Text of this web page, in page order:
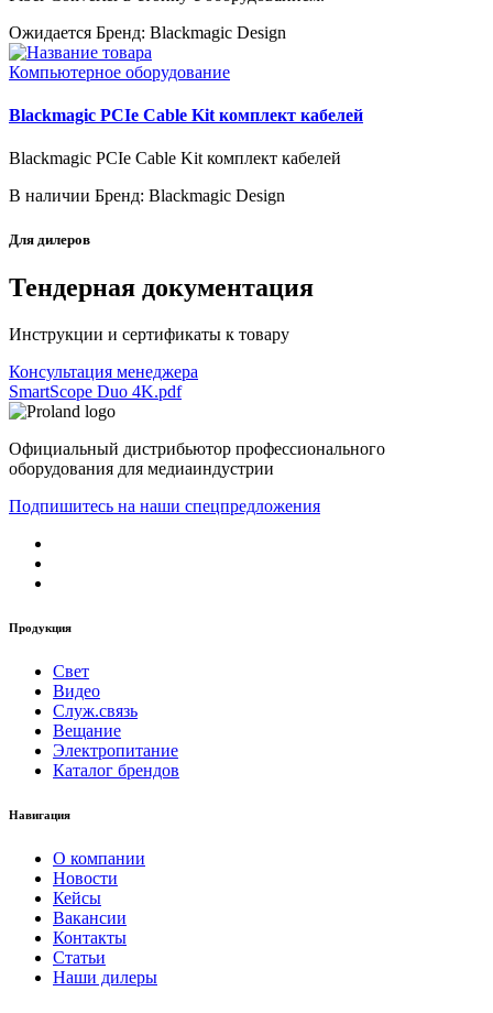
Ожидается Бренд: Blackmagic Design
Компьютерное оборудование
Blackmagic PCIe Cable Kit комплект кабелей
Blackmagic PCIe Cable Kit комплект кабелей
В наличии Бренд: Blackmagic Design
Для дилеров
Тендерная документация
Инструкции и сертификаты к товару
Консультация менеджера
SmartScope Duo 4K.pdf
Официальный дистрибьютор профессионального
оборудования для медиаиндустрии
Подпишитесь на наши спецпредложения
Продукция
Свет
Видео
Служ.связь
Вещание
Электропитание
Каталог брендов
Навигация
О компании
Новости
Кейсы
Вакансии
Контакты
Статьи
Наши дилеры